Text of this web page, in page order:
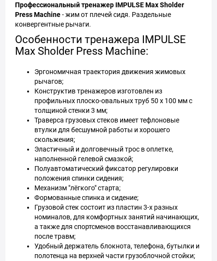
Профессиональный тренажер IMPULSE Max Sholder
Press Machine- жим от плечей сидя. Раздельные
конвергентные рычаги.
Особенности тренажера IMPULSE
Max Sholder Press Machine:
Эргономичная траектория движения жимовых
рычагов;
Конструктив тренажеров изготовлен из
профильных плоско-овальных труб 50 х 100 мм с
толщиной стенки 3 мм;
Траверса грузовых стеков имеет тефлоновые
втулки для бесшумной работы и хорошего
скольжения;
Эластичный и долговечный трос в оплетке,
наполненной гелевой смазкой;
Полуавтоматический фиксатор регулировки
положения спинки сидения;
Механизм "лёгкого" старта;
Формованные спинка и сидение;
Грузовой стек состоит из пластин 3-х разных
номиналов, для комфортных занятий начинающих,
а также для спортсменов восстанавливающихся
после травм;
Удобный держатель блокнота, телефона, бутылки и
полотенца на верхней части грузоблочной стойки;